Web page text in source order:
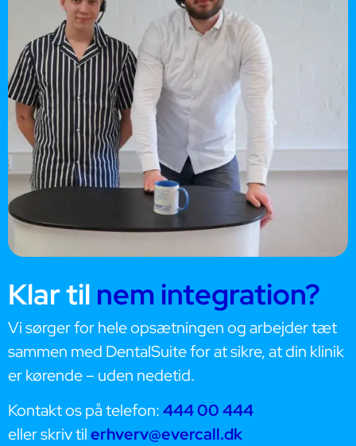
Klar til nem integration?
Vi sørger for hele opsætningen og arbejder tæt
sammen med DentalSuite for at sikre, at din klinik
er kørende – uden nedetid.
Kontakt os på telefon:444 00 444
eller skriv tilerhverv@evercall.dk